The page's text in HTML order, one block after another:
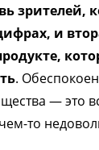
зрителей,
и
.
— это
то